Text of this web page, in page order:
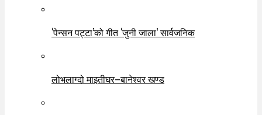
‘पेन्सन पट्टा’को गीत ‘जुनी जाला’ सार्वजनिक
लोभलाग्दो माइतीघर–बानेश्वर खण्ड